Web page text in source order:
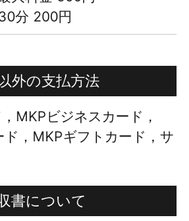
分 200円
外の支払方法
MKPビジネスカード，
，MKPギフトカード，サ
書について